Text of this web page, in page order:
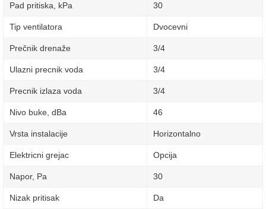
Pad pritiska, kPa 30
Tip ventilatora Dvocevni
Prečnik drenaže 3/4
Ulazni precnik voda 3/4
Precnik izlaza voda 3/4
Nivo buke, dBa 46
Vrsta instalacije Horizontalno
Elektricni grejac Opcija
Napor, Pa 30
Nizak pritisak Da